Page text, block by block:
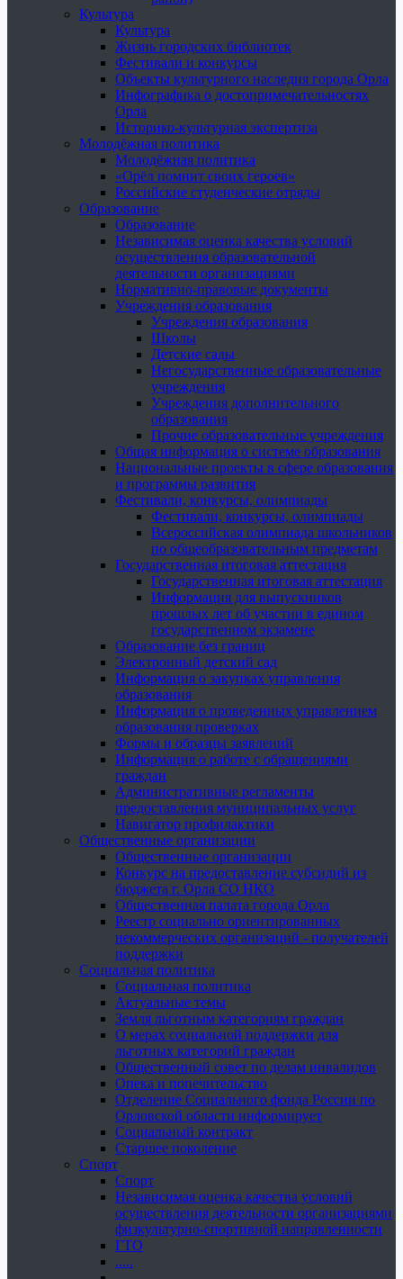
Культура
Культура
Жизнь городских библиотек
Фестивали и конкурсы
Объекты культурного наследия города Орла
Инфографика о достопримечательностях
Орла
Историко-культурная экспертиза
Молодёжная политика
Молодёжная политика
«Орёл помнит своих героев»
Российские студенческие отряды
Образование
Образование
Независимая оценка качества условий
осуществления образовательной
деятельности организациями
Нормативно-правовые документы
Учреждения образования
Учреждения образования
Школы
Детские сады
Негосударственные образовательные
учреждения
Учреждения дополнительного
образования
Прочие образовательные учреждения
Общая информация о системе образования
Национальные проекты в сфере образования
и программы развития
Фестивали, конкурсы, олимпиады
Фестивали, конкурсы, олимпиады
Всероссийская олимпиада школьников
по общеобразовательным предметам
Государственная итоговая аттестация
Государственная итоговая аттестация
Информация для выпускников
прошлых лет об участии в едином
государственном экзамене
Образование без границ
Электронный детский сад
Информация о закупках управления
образования
Информация о проведенных управлением
образования проверках
Формы и образцы заявлений
Информация о работе с обращениями
граждан
Административные регламенты
предоставления муниципальных услуг
Навигатор профилактики
Общественные организации
Общественные организации
Конкурс на предоставление субсидий из
бюджета г. Орла СО НКО
Общественная палата города Орла
Реестр социально ориентированных
некоммерческих организаций - получателей
поддержки
Социальная политика
Социальная политика
Актуальные темы
Земля льготным категориям граждан
О мерах социальной поддержки для
льготных категорий граждан
Общественный совет по делам инвалидов
Опека и попечительство
Отделение Социального фонда России по
Орловской области информирует
Социальный контракт
Старшее поколение
Спорт
Спорт
Независимая оценка качества условий
осуществления деятельности организациями
физкультурно-спортивной направленности
ГТО
.....